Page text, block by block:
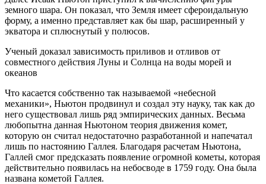
земного шара. Он показал, что Земля имеет сфероидальную
форму, а именно представляет как бы шар, расширенный у
экватора и сплюснутый у полюсов.
Ученый доказал зависимость приливов и отливов от
совместного действия Луны и Солнца на воды морей и
океанов
Что касается собственно так называемой «небесной
механики», Ньютон продвинул и создал эту науку, так как до
него существовал лишь ряд эмпирических данных. Весьма
любопытна данная Ньютоном теория движения комет,
которую он считал недостаточно разработанной и напечатал
лишь по настоянию Галлея. Благодаря расчетам Ньютона,
Галлей смог предсказать появление огромной кометы, которая
действительно появилась на небосводе в 1759 году. Она была
названа кометой Галлея.